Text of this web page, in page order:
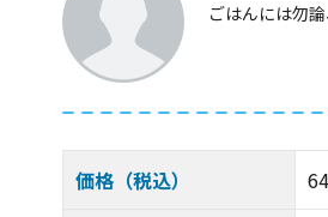
ごはんには勿
価格（税込）